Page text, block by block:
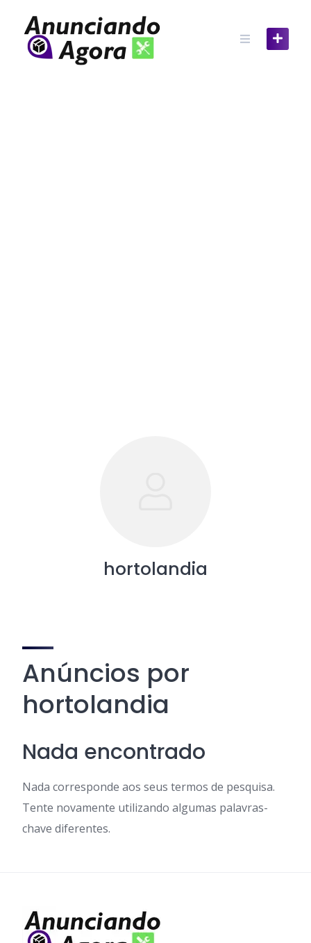
hortolandia
Anúncios por
hortolandia
Nada encontrado
Nada corresponde aos seus termos de pesquisa.
Tente novamente utilizando algumas palavras-
chave diferentes.